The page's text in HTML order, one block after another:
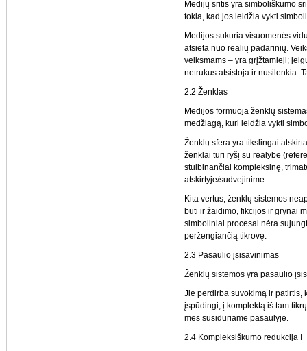
Medijų sritis yra simboliškumo
tokia, kad jos leidžia vykti
Medijos sukuria visuomenės
atsieta nuo realių padarinių.
veiksmams – yra grįžtamieji;
netrukus atsistoja ir
2.2 Ženklas
Medijos formuoja ženklų
medžiagą, kuri leidžia vykti
Ženklų sfera yra tikslingai
ženklai turi ryšį su realybe
stulbinančiai kompleksinę,
atskirtyje/sudvejinime.
Kita vertus, ženklų sistemos
būti ir žaidimo, fikcijos ir grynai
simboliniai procesai nėra
peržengiančią tikrovę.
2.3 Pasaulio įsisavinimas
Ženklų sistemos yra pasaulio
Jie perdirba suvokimą ir patirtis,
įspūdingi, į komplektą iš tam
mes susiduriame pasaulyje.
2.4 Kompleksiškumo redukcija I